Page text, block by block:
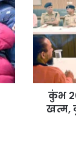
कुंभ
खत्म,